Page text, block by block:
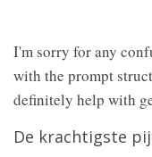
I'm sorry for any
with the prompt
definitely help with
De krachtigste